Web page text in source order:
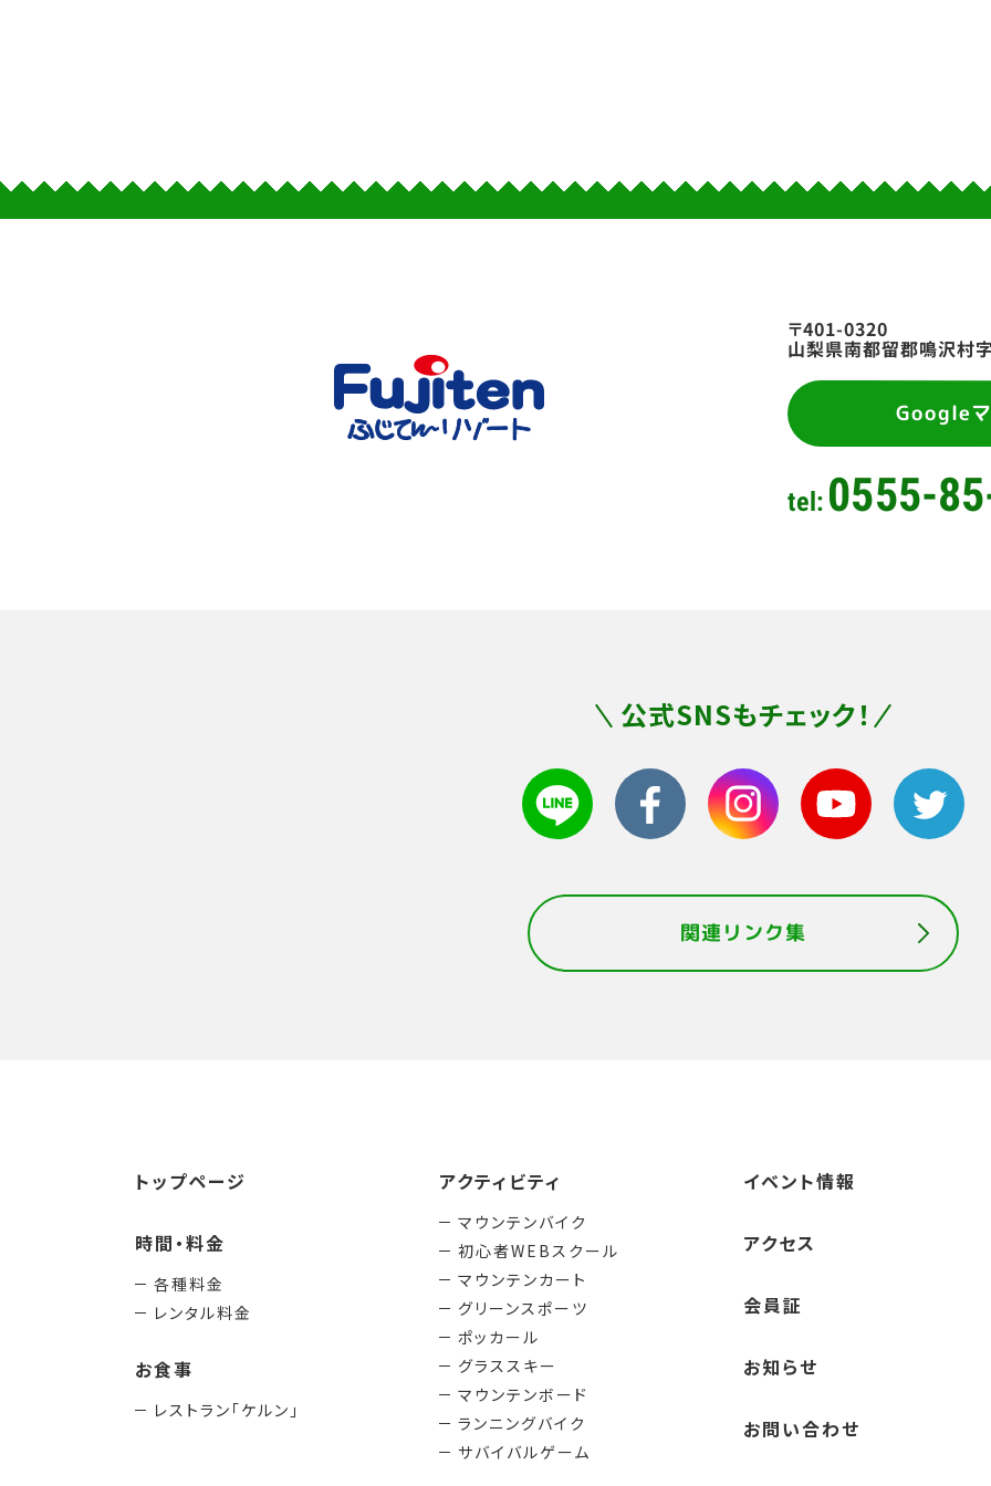
〒401-0320
山梨県南都留郡鳴沢村
Google
tel: 0555-
公式SNSもチェック！
関連リンク集
トップページ
時間・料金
各種料金
レンタル料金
お食事
レストラン「ケルン」
アクティビティ
マウンテンバイク
初心者WEBスクール
マウンテンカート
グリーンスポーツ
ポッカール
グラススキー
マウンテンボード
ランニングバイク
サバイバルゲーム
イベント情報
アクセス
会員証
お知らせ
お問い合わせ